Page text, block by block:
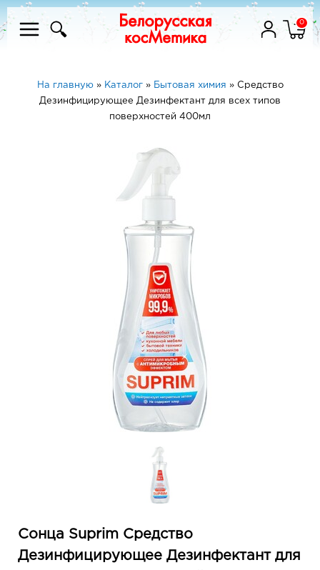
0
На главную» Каталог» Бытовая химия » Средство
Дезинфицирующее Дезинфектант для всех типов
поверхностей 400мл
Сонца Suprim Средство
Дезинфицирующее Дезинфектант для